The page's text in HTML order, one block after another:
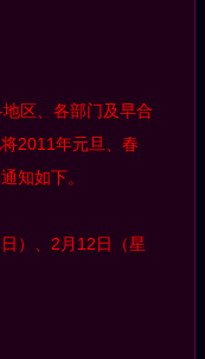
区、各部门及早合
2011年元旦、春
知如下。
）、2月12日（星